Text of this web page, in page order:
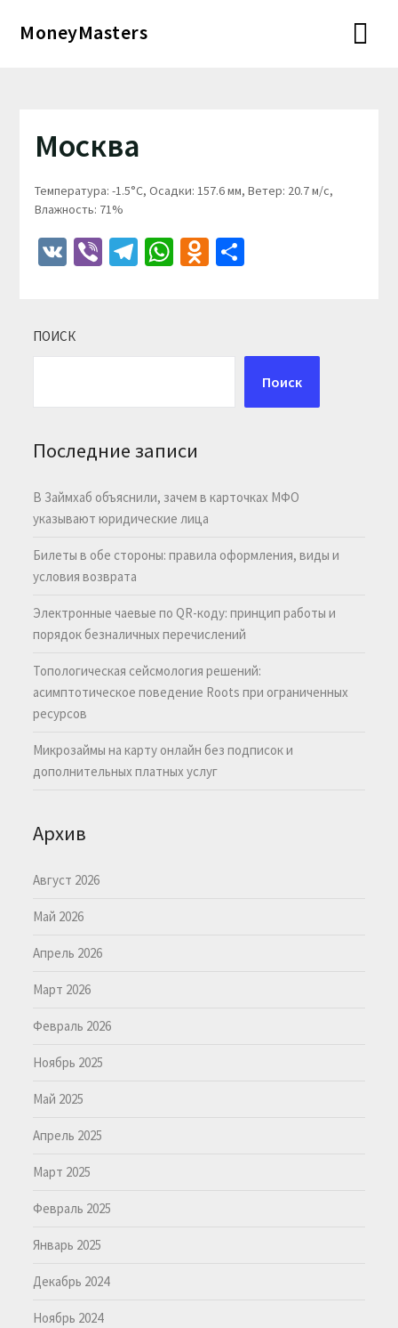
MoneyMasters
Москва
Температура: -1.5°C, Осадки: 157.6 мм, Ветер: 20.7 м/с,
Влажность: 71%
VKViberTelegram
WhatsApp
Odnoklassniki
Отправить
ПОИСК
Поиск
Последние записи
В Займхаб объяснили, зачем в карточках МФО
указывают юридические лица
Билеты в обе стороны: правила оформления, виды и
условия возврата
Электронные чаевые по QR-коду: принцип работы и
порядок безналичных перечислений
Топологическая сейсмология решений:
асимптотическое поведение Roots при ограниченных
ресурсов
Микрозаймы на карту онлайн без подписок и
дополнительных платных услуг
Архив
Август 2026
Май 2026
Апрель 2026
Март 2026
Февраль 2026
Ноябрь 2025
Май 2025
Апрель 2025
Март 2025
Февраль 2025
Январь 2025
Декабрь 2024
Ноябрь 2024